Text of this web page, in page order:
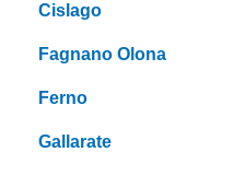
Cislago
Fagnano Olona
Ferno
Gallarate